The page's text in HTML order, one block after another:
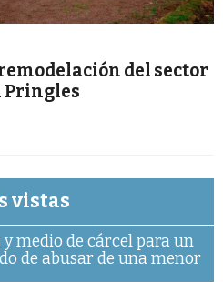
del sector
Pringles
vistas
medio de cárcel para un
de abusar de una menor